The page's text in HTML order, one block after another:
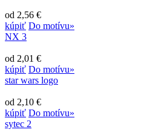
od 2,56 €
kúpiť Do motívu»
NX 3
od 2,01 €
kúpiť Do motívu»
star wars logo
od 2,10 €
kúpiť Do motívu»
sytec 2